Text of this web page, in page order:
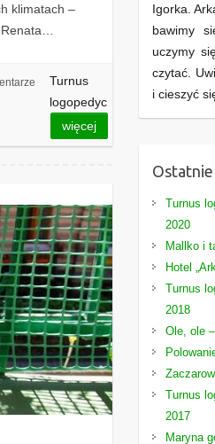
klimatach –
Renata…
Turnus
logopedyc
więcej
Igorka.
bawimy
uczymy
czytać.
i cieszyć
Turnus
2020
Mallko i
Hotel
Turnus
2018
Ole, ole
Turnus
2017
Maryna